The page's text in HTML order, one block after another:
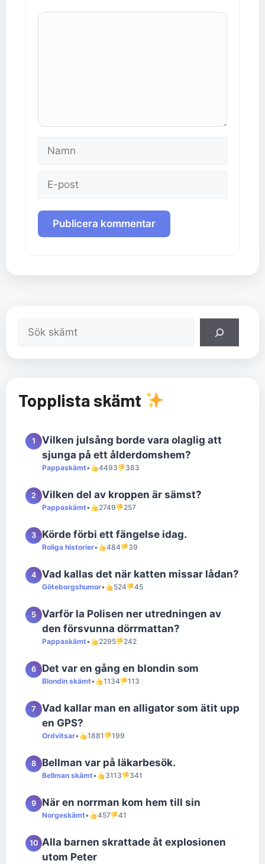
Kommentar
Namn
Sök
Topplista skämt
1
Vilken julsång borde vara olaglig att
sjunga på ett ålderdomshem?
Pappaskämt• 4493 383
2 Vilken del av kroppen är sämst?
Pappaskämt• 2749 257
3 Körde förbi ett fängelse idag.
Roliga historier• 484 39
4 Vad kallas det när katten missar lådan?
Göteborgshumor• 524 45
5
Varför la Polisen ner utredningen av
den försvunna dörrmattan?
Pappaskämt• 2295 242
6 Det var en gång en blondin som
Blondin skämt• 1134 113
7
Vad kallar man en alligator som ätit upp
en GPS?
Ordvitsar• 1881 199
8 Bellman var på läkarbesök.
Bellman skämt• 3113 341
9 När en norrman kom hem till sin
Norgeskämt• 457 41
10 Alla barnen skrattade åt explosionen
utom Peter